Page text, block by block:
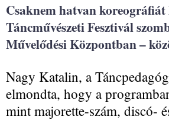
Csaknem hatvan
Táncművészeti Fesztivál
Művelődési Központban –
Nagy Katalin, a
elmondta, hogy a
mint majorette-szám, discó-